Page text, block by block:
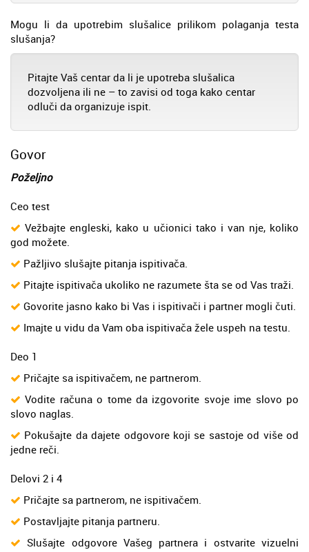
Mogu li da upotrebim slušalice prilikom polaganja testa
slušanja?
Pitajte Vaš centar da li je upotreba slušalica
dozvoljena ili ne – to zavisi od toga kako centar
odluči da organizuje ispit.
Govor
Poželjno
Ceo test
Vežbajte engleski, kako u učionici tako i van nje, koliko
god možete.
Pažljivo slušajte pitanja ispitivača.
Pitajte ispitivača ukoliko ne razumete šta se od Vas traži.
Govorite jasno kako bi Vas i ispitivači i partner mogli čuti.
Imajte u vidu da Vam oba ispitivača žele uspeh na testu.
Deo 1
Pričajte sa ispitivačem, ne partnerom.
Vodite računa o tome da izgovorite svoje ime slovo po
slovo naglas.
Pokušajte da dajete odgovore koji se sastoje od više od
jedne reči.
Delovi 2 i 4
Pričajte sa partnerom, ne ispitivačem.
Postavljajte pitanja partneru.
Slušajte odgovore Vašeg partnera i ostvarite vizuelni